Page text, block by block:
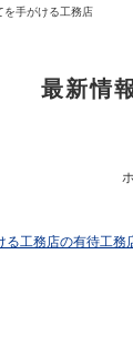
工務店の有待工務
手がける工務店
最新情